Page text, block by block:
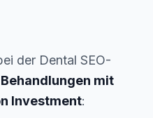
der Dental SEO-
Behandlungen mit
Investment: